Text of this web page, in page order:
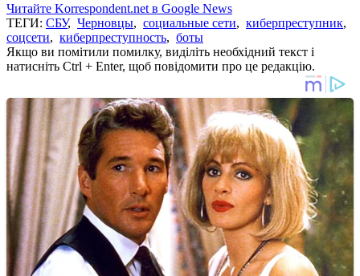
Читайте Korrespondent.net в Google News
ТЕГИ: СБУ, Черновцы, социальные сети, киберпреступник,
соцсети, киберпреступность, боты
Якщо ви помітили помилку, виділіть необхідний текст і
натисніть Ctrl + Enter, щоб повідомити про це редакцію.